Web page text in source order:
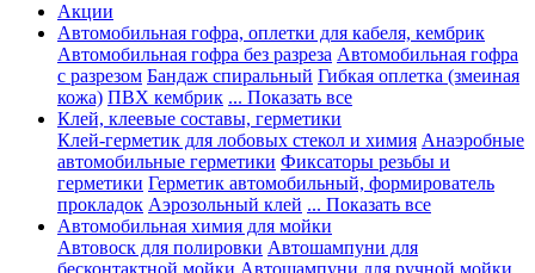
Акции
Автомобильная гофра, оплетки для кабеля, кембрик
Автомобильная гофра без разреза Автомобильная гофра
с разрезом Бандаж спиральный Гибкая оплетка (змеиная
кожа) ПВХ кембрик ... Показать все
Клей, клеевые составы, герметики
Клей-герметик для лобовых стекол и химия Анаэробные
автомобильные герметики Фиксаторы резьбы и
герметики Герметик автомобильный, формирователь
прокладок Аэрозольный клей ... Показать все
Автомобильная химия для мойки
Автовоск для полировки Автошампуни для
бесконтактной мойки Автошампуни для ручной мойки